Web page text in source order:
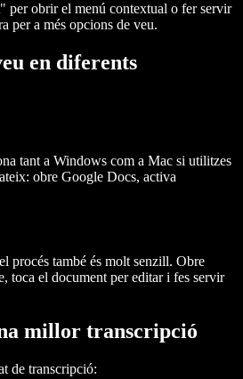
per obrir el menú contextual o fer servir
per a més opcions de veu.
en diferents
tant a Windows com a Mac si utilitzes
obre Google Docs, activa
procés també és molt senzill. Obre
toca el document per editar i fes servir
millor transcripció
de transcripció: